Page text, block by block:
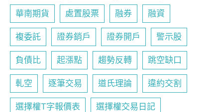
華南期貨 處置股票 融券 融資
複委託 證券銷戶 證券開戶 警示股
負債比 起漲點 趨勢反轉 跳空缺口
軋空 逐筆交易 道氏理論 違約交割
選擇權T字報價表 選擇權交易日記